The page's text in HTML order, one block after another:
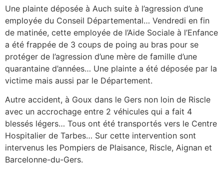
Une plainte déposée à Auch suite à l’agression d’une
employée du Conseil Départemental… Vendredi en fin
de matinée, cette employée de l’Aide Sociale à l’Enfance
a été frappée de 3 coups de poing au bras pour se
protéger de l’agression d’une mère de famille d’une
quarantaine d’années… Une plainte a été déposée par la
victime mais aussi par le Département.
Autre accident, à Goux dans le Gers non loin de Riscle
avec un accrochage entre 2 véhicules qui a fait 4
blessés légers… Tous ont été transportés vers le Centre
Hospitalier de Tarbes… Sur cette intervention sont
intervenus les Pompiers de Plaisance, Riscle, Aignan et
Barcelonne-du-Gers.